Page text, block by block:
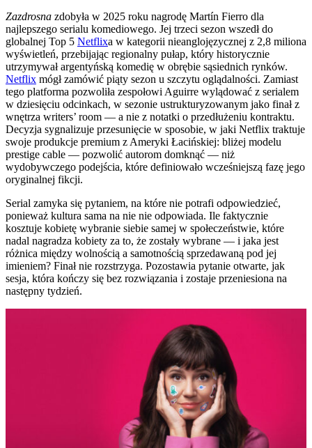
Zazdrosna zdobyła w 2025 roku nagrodę Martín Fierro dla
najlepszego serialu komediowego. Jej trzeci sezon wszedł do
globalnej Top 5 Netflixa w kategorii nieanglojęzycznej z 2,8 miliona
wyświetleń, przebijając regionalny pułap, który historycznie
utrzymywał argentyńską komedię w obrębie sąsiednich rynków.
Netflix mógł zamówić piąty sezon u szczytu oglądalności. Zamiast
tego platforma pozwoliła zespołowi Aguirre wylądować z serialem
w dziesięciu odcinkach, w sezonie ustrukturyzowanym jako finał z
wnętrza writers’ room — a nie z notatki o przedłużeniu kontraktu.
Decyzja sygnalizuje przesunięcie w sposobie, w jaki Netflix traktuje
swoje produkcje premium z Ameryki Łacińskiej: bliżej modelu
prestige cable — pozwolić autorom domknąć — niż
wydobywczego podejścia, które definiowało wcześniejszą fazę jego
oryginalnej fikcji.
Serial zamyka się pytaniem, na które nie potrafi odpowiedzieć,
ponieważ kultura sama na nie nie odpowiada. Ile faktycznie
kosztuje kobietę wybranie siebie samej w społeczeństwie, które
nadal nagradza kobiety za to, że zostały wybrane — i jaka jest
różnica między wolnością a samotnością sprzedawaną pod jej
imieniem? Finał nie rozstrzyga. Pozostawia pytanie otwarte, jak
sesja, która kończy się bez rozwiązania i zostaje przeniesiona na
następny tydzień.